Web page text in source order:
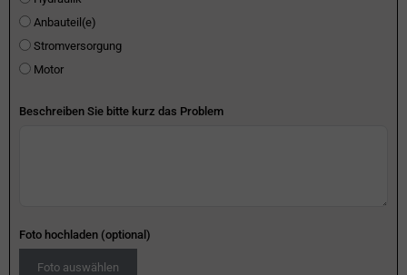
Anbauteil(e)
Stromversorgung
Motor
Beschreiben Sie bitte kurz das Problem
Foto hochladen (optional)
Foto auswählen